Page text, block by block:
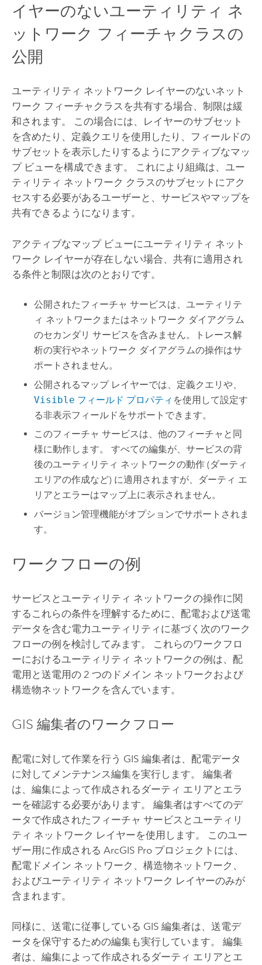
イヤーのないユーティリティ ネ
ットワーク フィーチャクラスの
公開
ユーティリティ ネットワーク レイヤーのないネット
ワーク フィーチャクラスを共有する場合、制限は緩
和されます。 この場合には、レイヤーのサブセット
を含めたり、定義クエリを使用したり、フィールドの
サブセットを表示したりするようにアクティブなマッ
プ ビューを構成できます。 これにより組織は、ユー
ティリティ ネットワーク クラスのサブセットにアク
セスする必要があるユーザーと、サービスやマップを
共有できるようになります。
アクティブなマップ ビューにユーティリティ ネット
ワーク レイヤーが存在しない場合、共有に適用され
る条件と制限は次のとおりです。
公開されたフィーチャ サービスは、ユーティリテ
ィ ネットワークまたはネットワーク ダイアグラム
のセカンダリ サービスを含みません。トレース解
析の実行やネットワーク ダイアグラムの操作はサ
ポートされません。
公開されるマップ レイヤーでは、定義クエリや、
Visible フィールド プロパティ を使用して設定す
る非表示フィールドをサポートできます。
このフィーチャ サービスは、他のフィーチャと同
様に動作します。 すべての編集が、サービスの背
後のユーティリティ ネットワークの動作 (ダーティ
エリアの作成など) に適用されますが、ダーティ エ
リアとエラーはマップ上に表示されません。
バージョン管理機能がオプションでサポートされま
す。
ワークフローの例
サービスとユーティリティ ネットワークの操作に関
するこれらの条件を理解するために、配電および送電
データを含む電力ユーティリティに基づく次のワーク
フローの例を検討してみます。 これらのワークフロ
ーにおけるユーティリティ ネットワークの例は、配
電用と送電用の 2 つのドメイン ネットワークおよび
構造物ネットワークを含んでいます。
GIS 編集者のワークフロー
配電に対して作業を行う GIS 編集者は、配電データ
に対してメンテナンス編集を実行します。 編集者
は、編集によって作成されるダーティ エリアとエラ
ーを確認する必要があります。 編集者はすべてのデ
ータで作成されたフィーチャ サービスとユーティリ
ティ ネットワーク レイヤーを使用します。 このユー
ザー用に作成される ArcGIS Proプロジェクトには、
配電ドメイン ネットワーク、構造物ネットワーク、
およびユーティリティ ネットワーク レイヤーのみが
含まれます。
同様に、送電に従事している GIS 編集者は、送電デ
ータを保守するための編集も実行しています。 編集
者は、編集によって作成されるダーティ エリアとエ